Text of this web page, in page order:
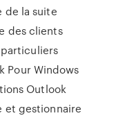
de la suite
des clients
Pour Windows
Outlook
et gestionnaire